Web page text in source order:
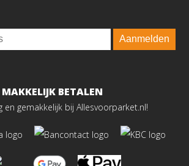
Aanmelden
MAKKELIJK BETALEN
en gemakkelijk bij Allesvoorparket.nl!